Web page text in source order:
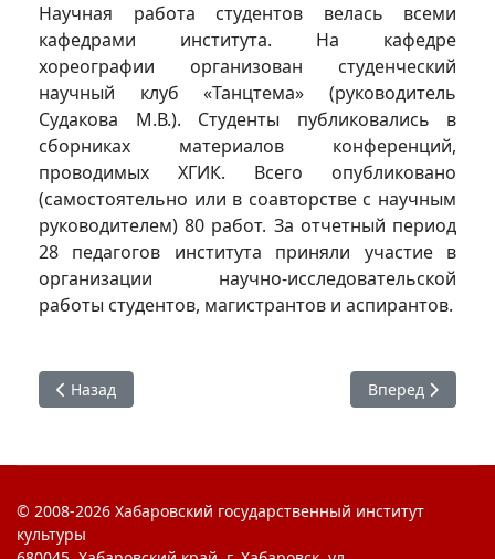
Научная работа студентов велась всеми
кафедрами института. На кафедре
хореографии организован студенческий
научный клуб «Танцтема» (руководитель
Судакова М.В.). Студенты публиковались в
сборниках материалов конференций,
проводимых ХГИК. Всего опубликовано
(самостоятельно или в соавторстве с научным
руководителем) 80 работ. За отчетный период
28 педагогов института приняли участие в
организации научно-исследовательской
работы студентов, магистрантов и аспирантов.
Предыдущий: Итоги научной деятельности института в
Назад Следующий:
Вперед
© 2008-2026 Хабаровский государственный институт
культуры